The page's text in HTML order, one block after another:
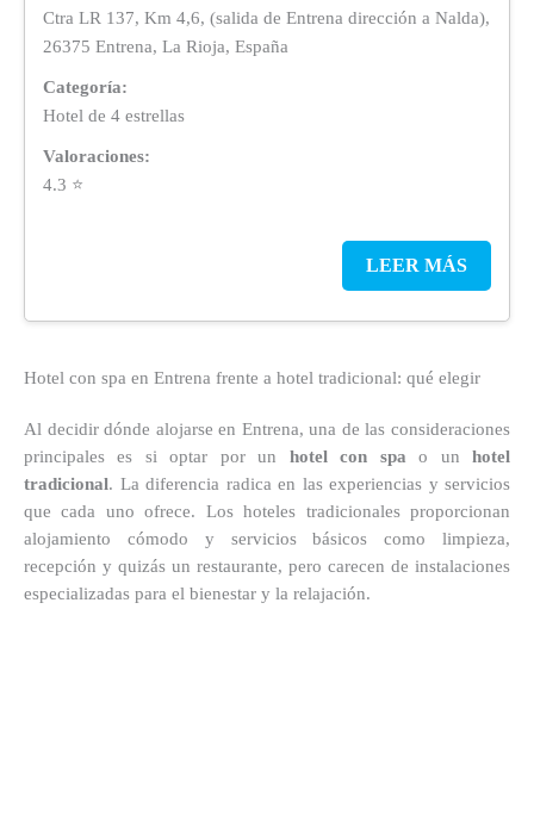
Ctra LR 137, Km 4,6, (salida de Entrena dirección a Nalda),
26375 Entrena, La Rioja, España
Categoría:
Hotel de 4 estrellas
Valoraciones:
4.3 ⭐
LEER MÁS
Hotel con spa en Entrena frente a hotel tradicional: qué elegir
Al decidir dónde alojarse en Entrena, una de las consideraciones
principales es si optar por un hotel con spa o unhotel
tradicional. La diferencia radica en las experiencias y servicios
que cada uno ofrece. Los hoteles tradicionales proporcionan
alojamiento cómodo y servicios básicos como limpieza,
recepción y quizás un restaurante, pero carecen de instalaciones
especializadas para el bienestar y la relajación.